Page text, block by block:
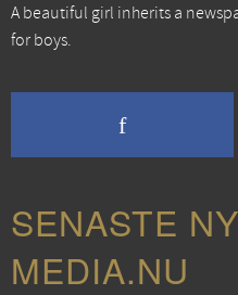
A beautiful girl inherits a
for boys.
SENASTE
MEDIA.NU